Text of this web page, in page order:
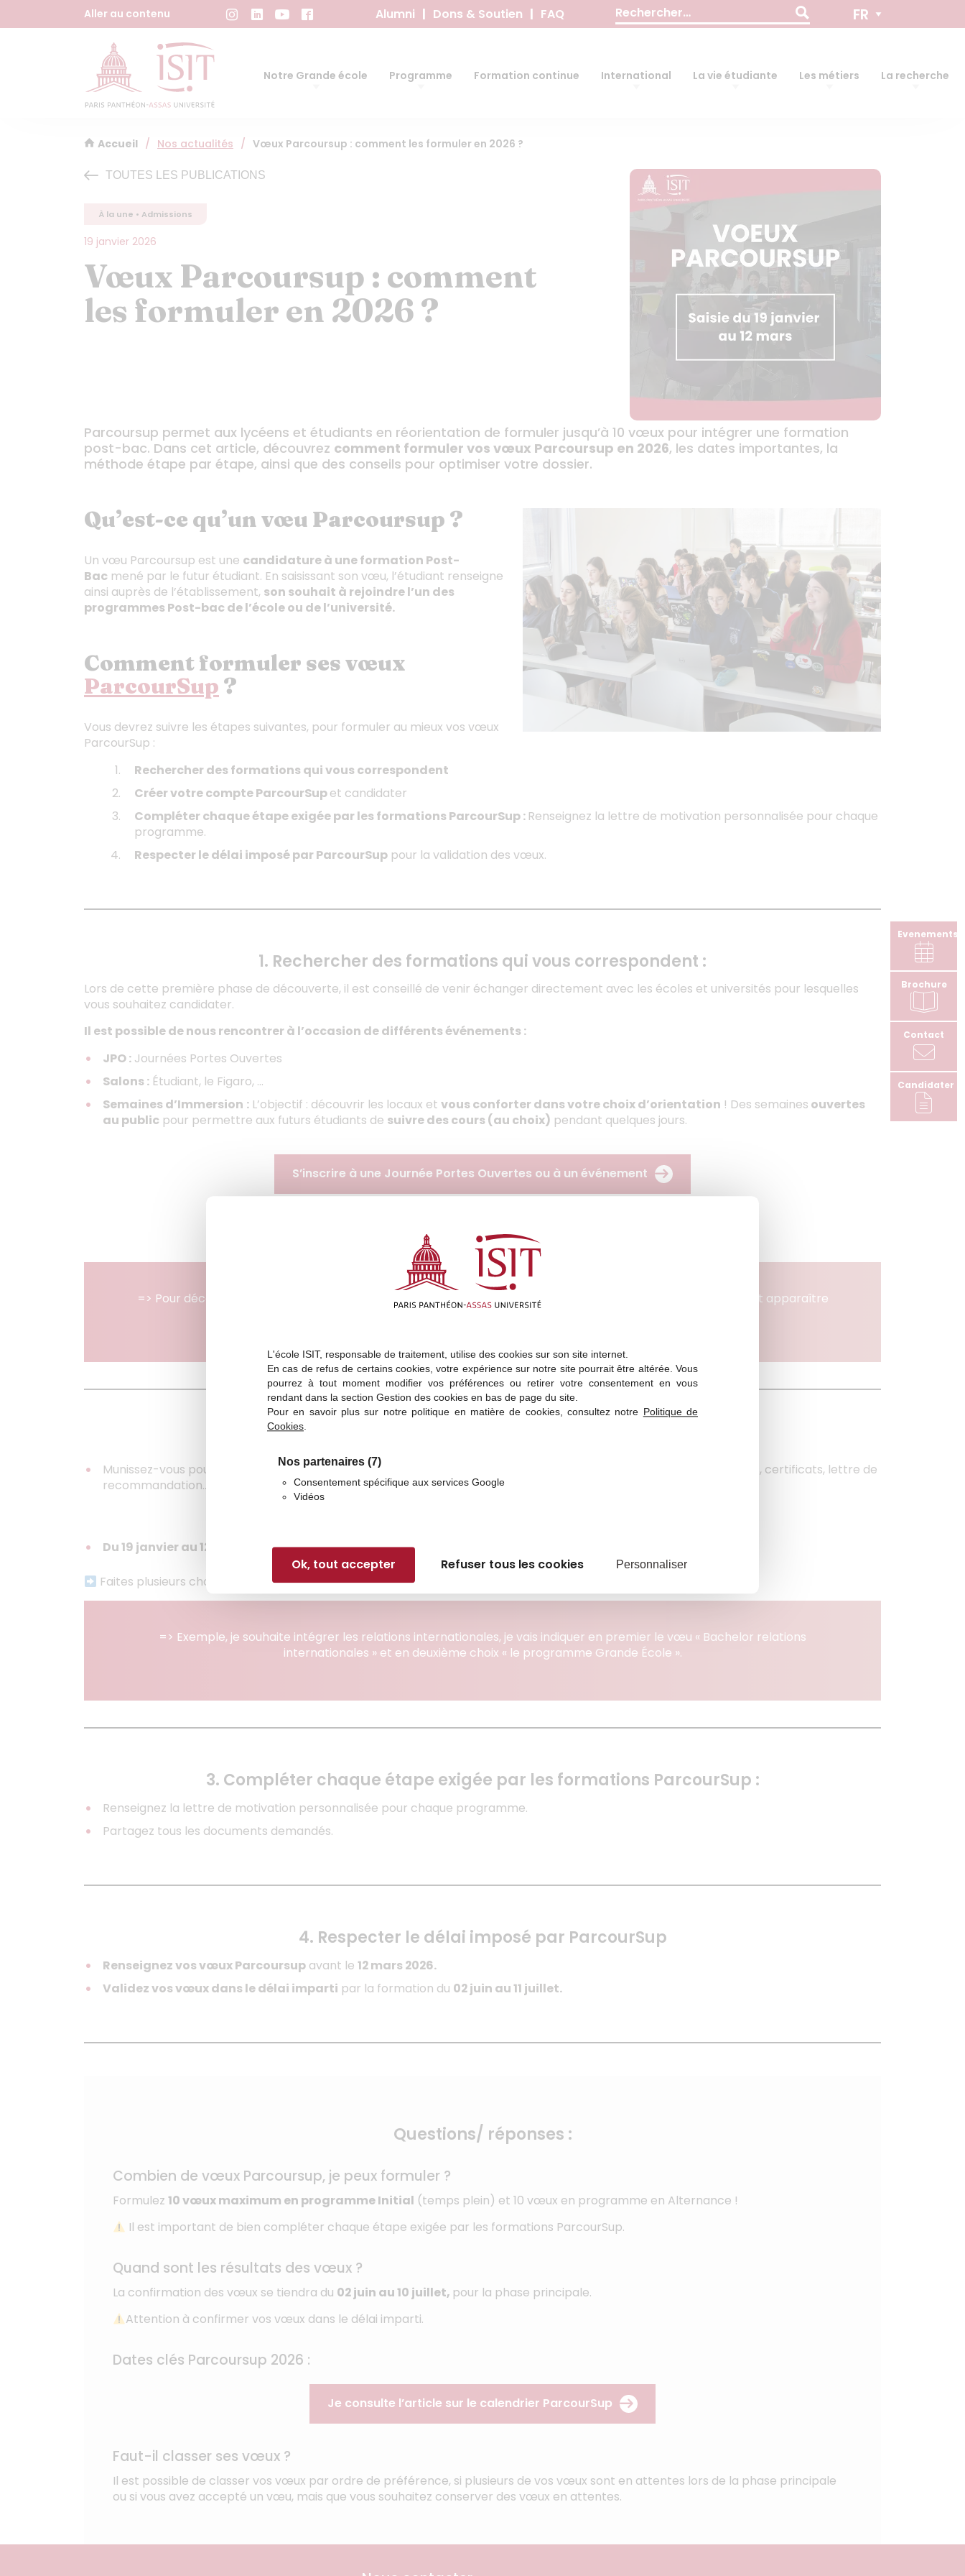
L'école ISIT, responsable de traitement, utilise des cookies sur son site internet.
En cas de refus de certains cookies, votre expérience sur notre site pourrait être altérée. Vous
pourrez à tout moment modifier vos préférences ou retirer votre consentement en vous
rendant dans la section Gestion des cookies en bas de page du site.
Pour en savoir plus sur notre politique en matière de cookies, consultez notre Politique de
Cookies.
Nos partenaires (7)
Consentement spécifique aux services Google
Vidéos
Ok, tout accepter Refuser tous les cookies Personnaliser
Aller au contenu Alumni Dons & Soutien FAQ Rechercher : FR
Notre Grande école Programme Formation continue International La vie étudiante Les métiers La recherche
Evenements
Brochure
Contact
Candidater
Accueil / Nos actualités / Vœux Parcoursup : comment les formuler en 2026 ?
TOUTES LES PUBLICATIONS
À la une • Admissions
19 janvier 2026
Vœux Parcoursup : comment
les formuler en 2026 ?
Parcoursup permet aux lycéens et étudiants en réorientation de formuler jusqu’à 10 vœux pour intégrer une formation
post-bac. Dans cet article, découvrez comment formuler vos vœux Parcoursup en 2026, les dates importantes, la
méthode étape par étape, ainsi que des conseils pour optimiser votre dossier.
Qu’est-ce qu’un vœu Parcoursup ?
Un vœu Parcoursup est une candidature à une formation Post-
Bac mené par le futur étudiant. En saisissant son vœu, l’étudiant renseigne
ainsi auprès de l’établissement, son souhait à rejoindre l’un des
programmes Post-bac de l’école ou de l’université.
Comment formuler ses vœux
ParcourSup ?
Vous devrez suivre les étapes suivantes, pour formuler au mieux vos vœux
ParcourSup :
Rechercher des formations qui vous correspondent
Créer votre compte ParcourSupet candidater
Compléter chaque étape exigée par les formations ParcourSup : Renseignez la lettre de motivation personnalisée pour chaque
programme.
Respecter le délai imposé par ParcourSup pour la validation des vœux.
1. Rechercher des formations qui vous correspondent :
Lors de cette première phase de découverte, il est conseillé de venir échanger directement avec les écoles et universités pour lesquelles
vous souhaitez candidater.
Il est possible de nous rencontrer à l’occasion de différents événements :
JPO : Journées Portes Ouvertes
Salons : Étudiant, le Figaro, …
Semaines d’Immersion : L’objectif : découvrir les locaux et vous conforter dans votre choix d’orientation ! Des semaines ouvertes
au public pour permettre aux futurs étudiants de suivre des cours (au choix) pendant quelques jours.
S’inscrire à une Journée Portes Ouvertes ou à un événement
Télécharger la brochure de l’ISIT
=> Pour découvrir l’ISIT sur ParcourSup, tapez ISIT dans la barre de recherche. Plusieurs programmes devraient apparaître
Munissez-vous pour cette étape de l’ensemble des documents scolaires que vous avez jusqu’à maintenant (Bulletins, certificats, lettre de
recommandation…,)
Du 19 janvier au 12 mars 2026, vous pouvez formuler vos choix ParcourSup.
Faites plusieurs choix pour garantir votre admission dans une école que vous souhaitez intégrer.
=> Exemple, je souhaite intégrer les relations internationales, je vais indiquer en premier le vœu « Bachelor relations
internationales » et en deuxième choix « le programme Grande École ».
3. Compléter chaque étape exigée par les formations ParcourSup :
Renseignez la lettre de motivation personnalisée pour chaque programme.
Partagez tous les documents demandés.
4. Respecter le délai imposé par ParcourSup
Renseignez vos vœux Parcoursup avant le 12 mars 2026.
Validez vos vœux dans le délai imparti par la formation du 02 juin au 11 juillet.
Questions/ réponses :
Combien de vœux Parcoursup, je peux formuler ?
Formulez 10 vœux maximum en programme Initial (temps plein) et 10 vœux en programme en Alternance !
Il est important de bien compléter chaque étape exigée par les formations ParcourSup.
Quand sont les résultats des vœux ?
La confirmation des vœux se tiendra du 02 juin au 10 juillet, pour la phase principale.
Attention à confirmer vos vœux dans le délai imparti.
Dates clés Parcoursup 2026 :
Je consulte l’article sur le calendrier ParcourSup
Faut-il classer ses vœux ?
Il est possible de classer vos vœux par ordre de préférence, si plusieurs de vos vœux sont en attentes lors de la phase principale
ou si vous avez accepté un vœu, mais que vous souhaitez conserver des vœux en attentes.